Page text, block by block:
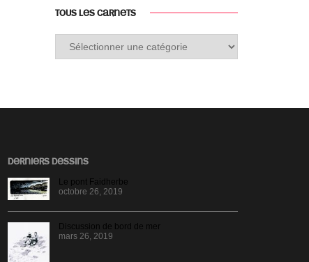
TOUS LES CARNETS
Tous
les
DERNIERS DESSINS
Le pont Faidherbe
octobre 26, 2019
Discussion de bord de mer
mars 26, 2019